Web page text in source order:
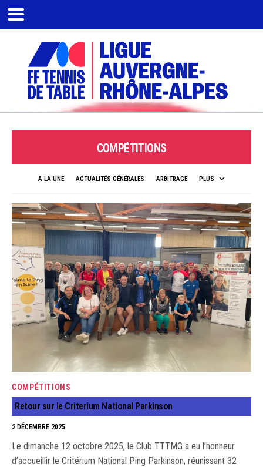
COMPÉTITIONS
A LA UNE ACTUALITÉS GÉNÉRALES ARBITRAGE PLUS
COMPÉTITIONS
Retour sur le Criterium National Parkinson
2 DÉCEMBRE 2025
Le dimanche 12 octobre 2025, le Club TTTMG a eu l’honneur
d’accueillir le Critérium National Ping Parkinson, réunissant 32